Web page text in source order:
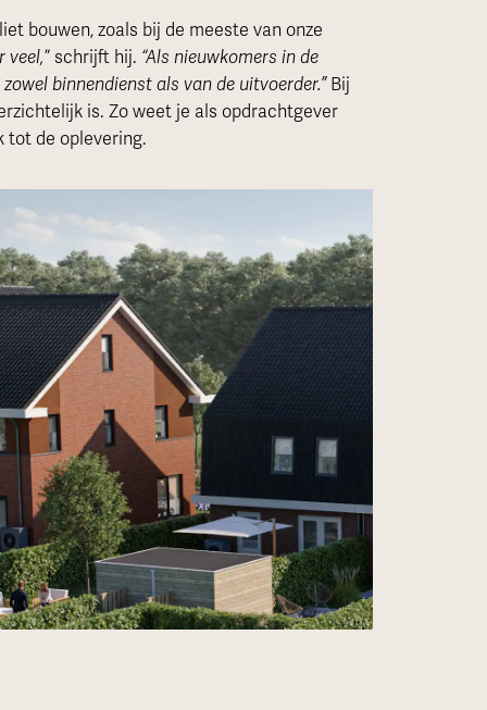
bouwen, zoals bij de meeste van onze
veel,” schrijft hij. “Als nieuwkomers in de
binnendienst als van de uitvoerder.” Bij
is. Zo weet je als opdrachtgever
tot de oplevering.